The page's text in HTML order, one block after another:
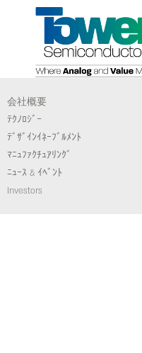
会社概要
ﾃｸﾉﾛｼﾞｰ
ﾃﾞｻﾞｲﾝｲﾈｰﾌﾞﾙﾒﾝﾄ
ﾏﾆｭﾌｧｸﾁｭｱﾘﾝｸﾞ
ﾆｭｰｽ & ｲﾍﾞﾝﾄ
Investors